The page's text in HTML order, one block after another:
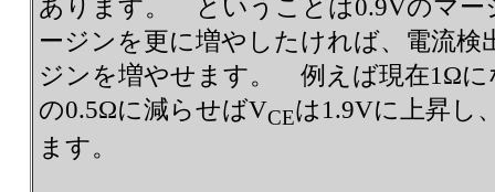
あります。 ということは0.9Vのマ
ージンを更に増やしたければ、電流検
ジンを増やせます。 例えば現在1Ωに
の0.5Ωに減らせばVCEは1.9Vに上昇し
ます。